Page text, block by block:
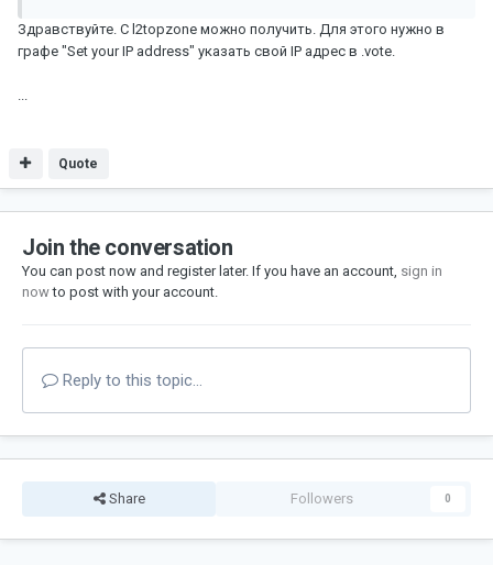
Здравствуйте. С l2topzone можно получить. Для этого нужно в
графе "Set your IP address" указать свой IP адрес в .vote.
...
Quote
Join the conversation
You can post now and register later. If you have an account, sign in
nowto post with your account.
Reply to this topic...
Share Followers 0